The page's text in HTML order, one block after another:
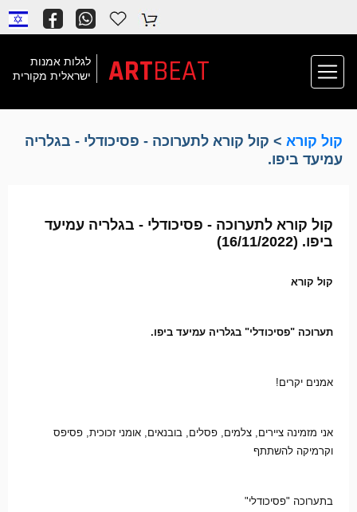
לגלות אמנות
ישראלית מקורית
ARTBEAT
קול קורא> קול קורא לתערוכה - פסיכודלי - בגלריה
עמיעד ביפו.
קול קורא לתערוכה - פסיכודלי - בגלריה עמיעד
ביפו. (16/11/2022)
קול קורא
תערוכה "פסיכודלי" בגלריה עמיעד ביפו.
אמנים יקרים!
וקרמיקה להשתתף
בתערוכה "פסיכודלי"